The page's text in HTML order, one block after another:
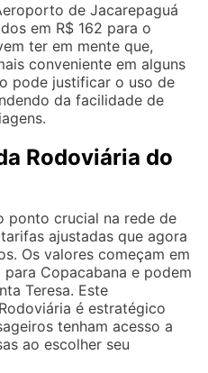
de Jacarepaguá
em R$ 162 para o
ter em mente que,
conveniente em alguns
pode justificar o uso de
da facilidade de
Rodoviária do
ponto crucial na rede de
ajustadas que agora
Os valores começam em
Copacabana e podem
Teresa. Este
é estratégico
tenham acesso a
ao escolher seu